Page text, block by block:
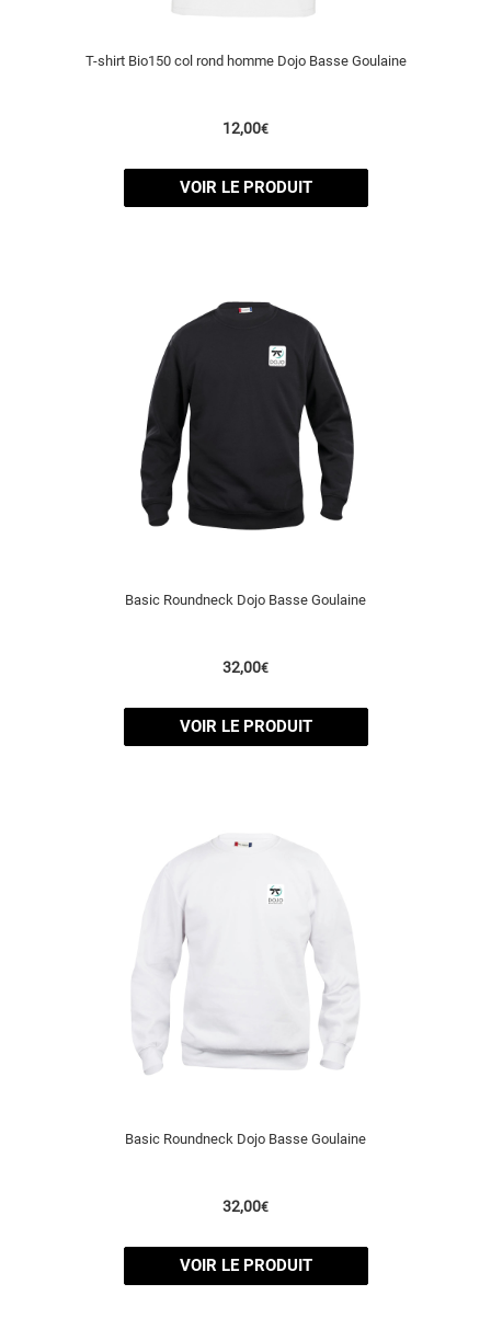
T-shirt Bio150 col rond homme Dojo Basse Goulaine
12,00€
VOIR LE PRODUIT
Basic Roundneck Dojo Basse Goulaine
32,00€
VOIR LE PRODUIT
Basic Roundneck Dojo Basse Goulaine
32,00€
VOIR LE PRODUIT